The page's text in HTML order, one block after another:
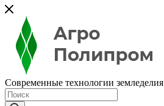
Современные технологии земледелия